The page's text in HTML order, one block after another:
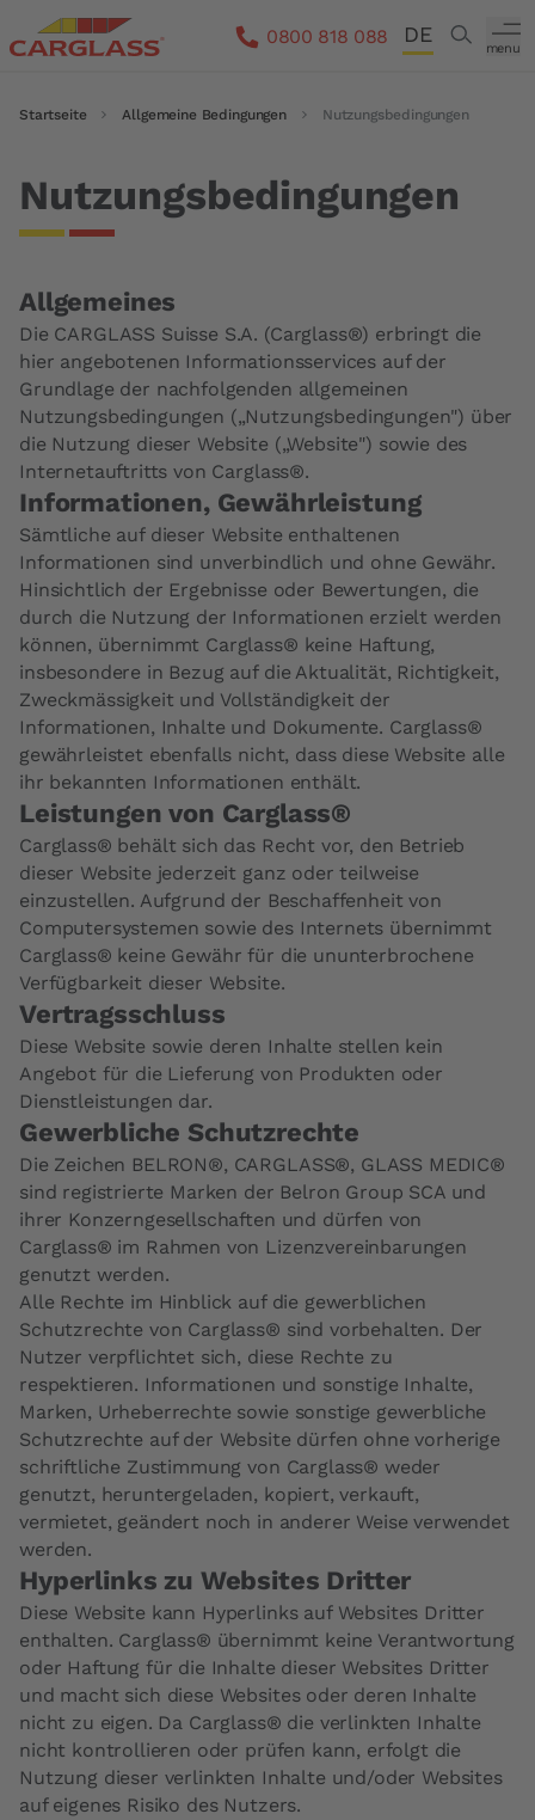
Direkt zum Inhalt
0800 818 088
DE
IT
Search
menu
Pfadnavigation
Startseite Allgemeine Bedingungen Nutzungsbedingungen
Nutzungsbedingungen
Allgemeines
Die CARGLASS Suisse S.A. (Carglass®) erbringt die
hier angebotenen Informationsservices auf der
Grundlage der nachfolgenden allgemeinen
Nutzungsbedingungen („Nutzungsbedingungen") über
die Nutzung dieser Website („Website") sowie des
Internetauftritts von Carglass®.
Informationen, Gewährleistung
Sämtliche auf dieser Website enthaltenen
Informationen sind unverbindlich und ohne Gewähr.
Hinsichtlich der Ergebnisse oder Bewertungen, die
durch die Nutzung der Informationen erzielt werden
können, übernimmt Carglass® keine Haftung,
insbesondere in Bezug auf die Aktualität, Richtigkeit,
Zweckmässigkeit und Vollständigkeit der
Informationen, Inhalte und Dokumente. Carglass®
gewährleistet ebenfalls nicht, dass diese Website alle
ihr bekannten Informationen enthält.
Leistungen von Carglass®
Carglass® behält sich das Recht vor, den Betrieb
dieser Website jederzeit ganz oder teilweise
einzustellen. Aufgrund der Beschaffenheit von
Computersystemen sowie des Internets übernimmt
Carglass® keine Gewähr für die ununterbrochene
Verfügbarkeit dieser Website.
Vertragsschluss
Diese Website sowie deren Inhalte stellen kein
Angebot für die Lieferung von Produkten oder
Dienstleistungen dar.
Gewerbliche Schutzrechte
Die Zeichen BELRON®, CARGLASS®, GLASS MEDIC®
sind registrierte Marken der Belron Group SCA und
ihrer Konzerngesellschaften und dürfen von
Carglass® im Rahmen von Lizenzvereinbarungen
genutzt werden.
Alle Rechte im Hinblick auf die gewerblichen
Schutzrechte von Carglass® sind vorbehalten. Der
Nutzer verpflichtet sich, diese Rechte zu
respektieren. Informationen und sonstige Inhalte,
Marken, Urheberrechte sowie sonstige gewerbliche
Schutzrechte auf der Website dürfen ohne vorherige
schriftliche Zustimmung von Carglass® weder
genutzt, heruntergeladen, kopiert, verkauft,
vermietet, geändert noch in anderer Weise verwendet
werden.
Hyperlinks zu Websites Dritter
Diese Website kann Hyperlinks auf Websites Dritter
enthalten. Carglass® übernimmt keine Verantwortung
oder Haftung für die Inhalte dieser Websites Dritter
und macht sich diese Websites oder deren Inhalte
nicht zu eigen. Da Carglass® die verlinkten Inhalte
nicht kontrollieren oder prüfen kann, erfolgt die
Nutzung dieser verlinkten Inhalte und/oder Websites
auf eigenes Risiko des Nutzers.